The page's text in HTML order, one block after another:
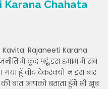
m
Chahata
Kavita: Rajaneeti Karana
में कूद पड़़ूं,इस हमाम में सब
हूँ वोट देकरक्यों न इस बार
बात आपको बताता हूँमैं भी खूब